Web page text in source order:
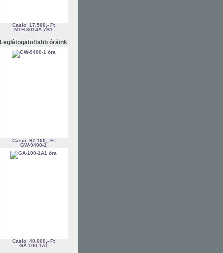
Casio 17.500,- Ft
MTH-3014A-7B1
Leglátogatottabb óráink
Casio 97.100,- Ft
GW-9400-1
Casio 40.000,- Ft
GA-100-1A1